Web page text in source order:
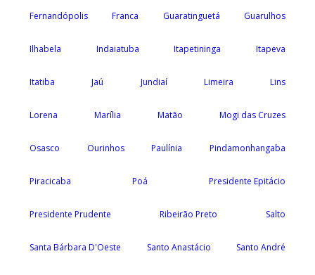
Fernandópolis Franca Guaratinguetá Guarulhos
Ilhabela Indaiatuba Itapetininga Itapeva
Itatiba Jaú Jundiaí Limeira Lins
Lorena Marília Matão Mogi das Cruzes
Osasco Ourinhos Paulínia Pindamonhangaba
Piracicaba Poá Presidente Epitácio
Presidente Prudente Ribeirão Preto Salto
Santa Bárbara D'Oeste Santo Anastácio Santo André